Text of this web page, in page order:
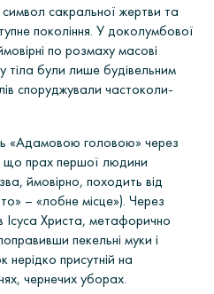
сакральної жертви та
покоління. У доколумбової
по розмаху масові
тіла були лише будівельним
споруджували частоколи-
«Адамовою головою»через
що прах першої людини
ймовірно, походить від
– «лобне місце»). Через
Ісуса Христа, метафорично
пекельні муки і
присутній на
чернечих уборах.